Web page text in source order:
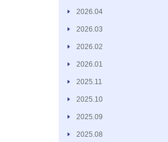
2026.04
2026.03
2026.02
2026.01
2025.11
2025.10
2025.09
2025.08